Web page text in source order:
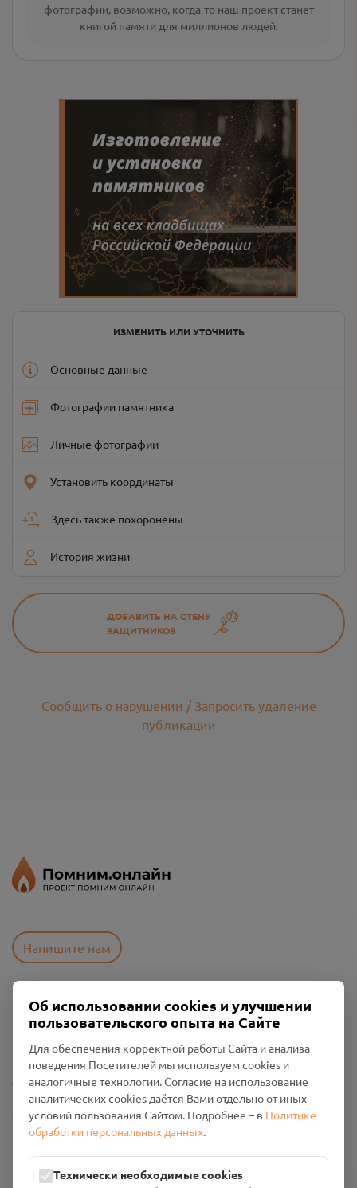
фотографии, возможно, когда-то наш проект станет
книгой памяти для миллионов людей.
ИЗМЕНИТЬ ИЛИ УТОЧНИТЬ
Основные данные
Фотографии памятника
Личные фотографии
Установить координаты
Здесь также похоронены
История жизни
ДОБАВИТЬ НА СТЕНУ
ЗАЩИТНИКОВ
Сообщить о нарушении / Запросить удаление
публикации
Напишите нам
Пользовательское соглашение
Политика конфиденциальности
Промо-материалы
Настройки cookies
Общество с ограниченной ответственностью «Смоленский
Проект Помним»
Юридический адрес: 216790, Смоленская область, р-н
Руднянский, г. Рудня, улица Западная, д. 26А, пом. 18
Об использовании cookies и улучшении
пользовательского опыта на Сайте
Для обеспечения корректной работы Сайта и анализа
поведения Посетителей мы используем cookies и
аналогичные технологии. Согласие на использование
аналитических cookies даётся Вами отдельно от иных
условий пользования Сайтом. Подробнее – в Политике
обработки персональных данных.
Технически необходимые cookies